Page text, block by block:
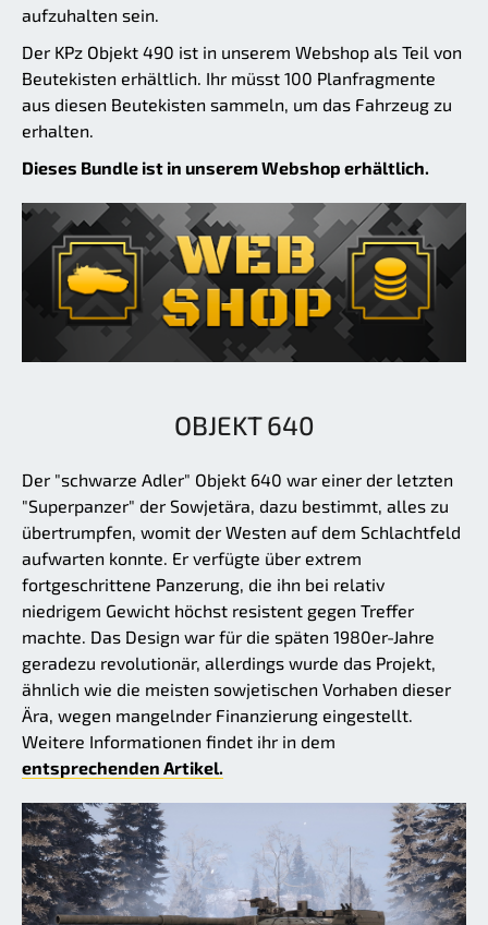
aufzuhalten sein.
Der KPz Objekt 490 ist in unserem Webshop als Teil von
Beutekisten erhältlich. Ihr müsst 100 Planfragmente
aus diesen Beutekisten sammeln, um das Fahrzeug zu
erhalten.
Dieses Bundle ist in unserem Webshop erhältlich.
OBJEKT 640
Der "schwarze Adler" Objekt 640 war einer der letzten
"Superpanzer" der Sowjetära, dazu bestimmt, alles zu
übertrumpfen, womit der Westen auf dem Schlachtfeld
aufwarten konnte. Er verfügte über extrem
fortgeschrittene Panzerung, die ihn bei relativ
niedrigem Gewicht höchst resistent gegen Treffer
machte. Das Design war für die späten 1980er-Jahre
geradezu revolutionär, allerdings wurde das Projekt,
ähnlich wie die meisten sowjetischen Vorhaben dieser
Ära, wegen mangelnder Finanzierung eingestellt.
Weitere Informationen findet ihr in dem
entsprechenden Artikel.